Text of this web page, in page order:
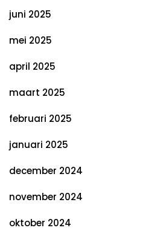
juni 2025
mei 2025
april 2025
maart 2025
februari 2025
januari 2025
december 2024
november 2024
oktober 2024